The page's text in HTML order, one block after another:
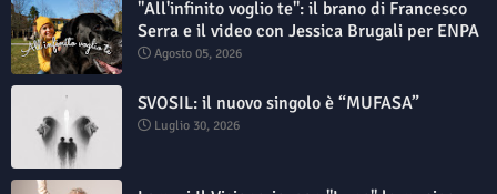
"All'infinito voglio te": il brano di Francesco
Serra e il video con Jessica Brugali per ENPA
Agosto 05, 2026
SVOSIL: il nuovo singolo è “MUFASA”
Luglio 30, 2026